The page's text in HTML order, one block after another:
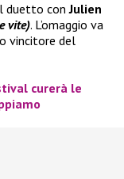
duetto conJulien
vite). L’omaggio va
vincitore del
curerà le